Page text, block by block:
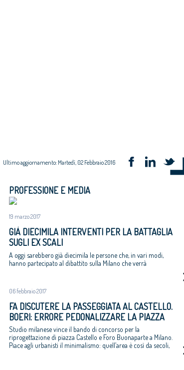
Ultimo aggiornamento: Martedì, 02 Febbraio 2016
PROFESSIONE E MEDIA
19 marzo 2017
GIÀ DIECIMILA INTERVENTI PER LA BATTAGLIA
SUGLI EX SCALI
A oggi sarebbero già diecimila le persone che, in vari modi,
hanno partecipato al dibattito sulla Milano che verrà
06 febbraio 2017
FA DISCUTERE LA PASSEGGIATA AL CASTELLO.
BOERI: ERRORE PEDONALIZZARE LA PIAZZA
Studio milanese vince il bando di concorso per la
riprogettazione di piazza Castello e Foro Buonaparte a Milano.
Piace agli urbanisti il minimalismo: quell’area è così da secoli,